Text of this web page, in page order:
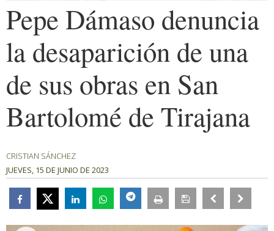
Pepe Dámaso denuncia
la desaparición de una
de sus obras en San
Bartolomé de Tirajana
CRISTIAN SÁNCHEZ
JUEVES, 15 DE JUNIO DE 2023